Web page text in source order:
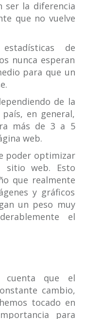
ser la diferencia
que no vuelve
de
nunca esperan
para que un
de la
en general,
más de 3 a 5
web.
poder optimizar
web. Esto
que realmente
y gráficos
un peso muy
el
cuenta que el
cambio,
tocado en
para